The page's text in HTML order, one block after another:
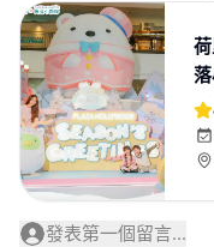
發表第一個留言...